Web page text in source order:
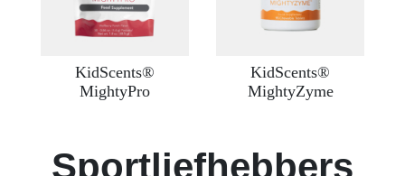
KidScents®
MightyPro
KidScents®
MightyZyme
Sportliefhebbers